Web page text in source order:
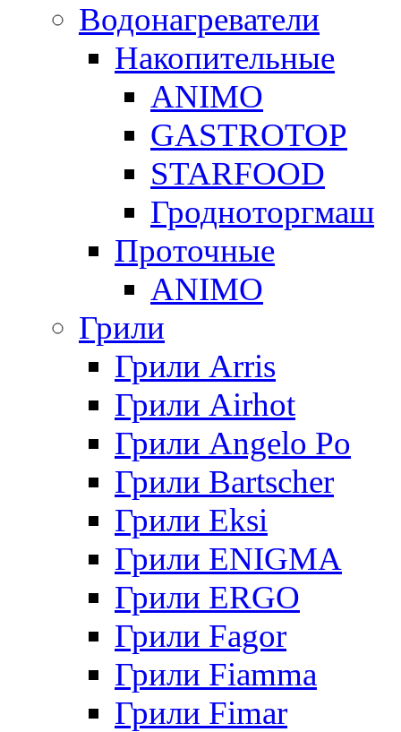
Водонагреватели
Накопительные
ANIMO
GASTROTOP
STARFOOD
Гродноторгмаш
Проточные
ANIMO
Грили
Грили Arris
Грили Airhot
Грили Angelo Po
Грили Bartscher
Грили Eksi
Грили ENIGMA
Грили ERGO
Грили Fagor
Грили Fiamma
Грили Fimar